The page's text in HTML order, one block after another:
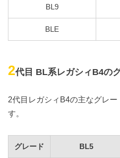
BL9
BLE
2代目 BL系レガシィB4の
2代目レガシィB4の主なグレ
す。
グレード BL5